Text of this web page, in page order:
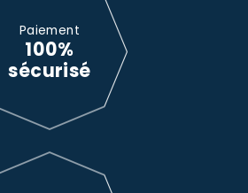
Paiement
100%
sécurisé